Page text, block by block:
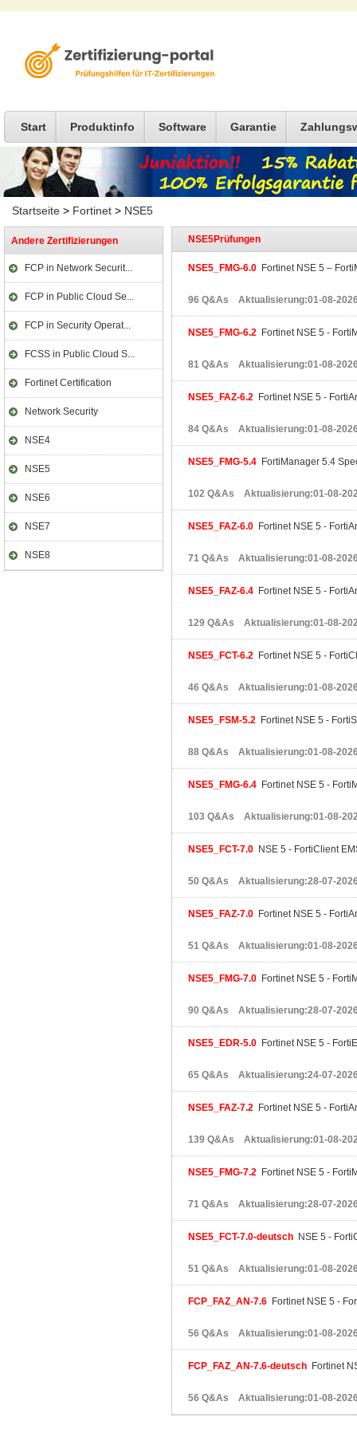
Start Produktinfo Software Garantie
Startseite > Fortinet > NSE5
Andere Zertifizierungen
FCP in Network Securit...
FCP in Public Cloud Se...
FCP in Security Operat...
FCSS in Public Cloud S...
Fortinet Certification
Network Security
NSE4
NSE5
NSE6
NSE7
NSE8
NSE5Prüfungen
NSE5_FMG-6.0 Fortinet NSE 5 –
96 Q&As Aktualisierung:01-08-
NSE5_FMG-6.2 Fortinet NSE 5 -
81 Q&As Aktualisierung:01-08-
NSE5_FAZ-6.2 Fortinet NSE 5 -
84 Q&As Aktualisierung:01-08-
NSE5_FMG-5.4 FortiManager 5.4
102 Q&As Aktualisierung:01-08-
NSE5_FAZ-6.0 Fortinet NSE 5 -
71 Q&As Aktualisierung:01-08-
NSE5_FAZ-6.4 Fortinet NSE 5 -
129 Q&As Aktualisierung:01-08-
NSE5_FCT-6.2 Fortinet NSE 5 -
46 Q&As Aktualisierung:01-08-
NSE5_FSM-5.2 Fortinet NSE 5 -
88 Q&As Aktualisierung:01-08-
NSE5_FMG-6.4 Fortinet NSE 5 -
103 Q&As Aktualisierung:01-08-
NSE5_FCT-7.0 NSE 5 - FortiClient
50 Q&As Aktualisierung:28-07-
NSE5_FAZ-7.0 Fortinet NSE 5 -
51 Q&As Aktualisierung:01-08-
NSE5_FMG-7.0 Fortinet NSE 5 -
90 Q&As Aktualisierung:28-07-
NSE5_EDR-5.0 Fortinet NSE 5 -
65 Q&As Aktualisierung:24-07-
NSE5_FAZ-7.2 Fortinet NSE 5 -
139 Q&As Aktualisierung:01-08-
NSE5_FMG-7.2 Fortinet NSE 5 -
71 Q&As Aktualisierung:28-07-
NSE5_FCT-7.0-deutsch NSE 5 -
51 Q&As Aktualisierung:01-08-
FCP_FAZ_AN-7.6 Fortinet NSE 5 -
56 Q&As Aktualisierung:01-08-
FCP_FAZ_AN-7.6-deutsch Fortinet
56 Q&As Aktualisierung:01-08-